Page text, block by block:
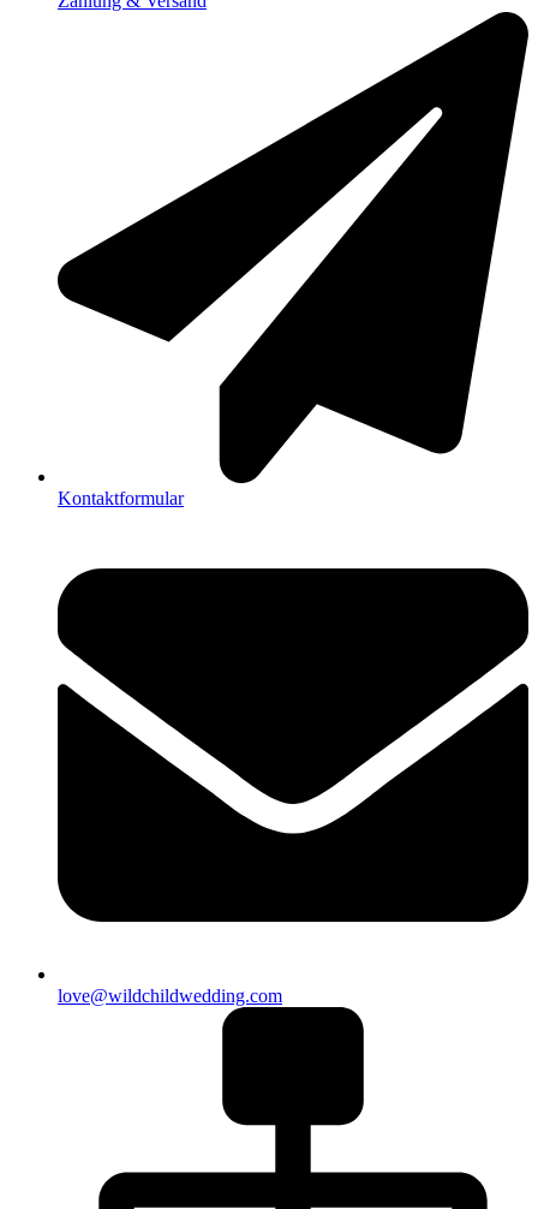
Kontaktformular
love@wildchildwedding.com